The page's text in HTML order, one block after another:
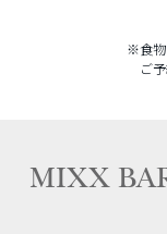
※食物
ご
MIXX